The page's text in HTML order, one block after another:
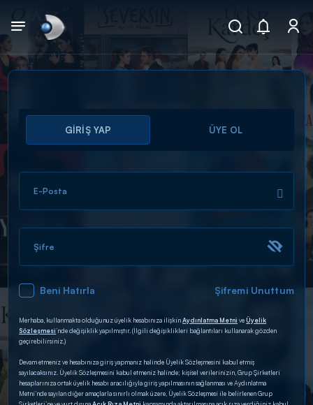
Arama
ARAMA SONUÇLARI
DİĞER SONUÇLAR
GİRİŞ YAP ÜYE OL
E-Posta
Şifre
Beni Hatırla Şifremi Unuttum
Merhaba, kullanmakta olduğunuz üyelik hesabınıza ilişkinAydınlatma Metni veÜyelik
Sözleşmesi’nde değişiklik yapılmıştır. (İlgili değişiklikleri bağlantıları kullanarak gözden
geçirebilirsiniz.)
Devam etmeniz ve hesabınıza giriş yapmanız halinde Üyelik Sözleşmesini kabul etmiş
sayılacaksınız. Üyelik Sözleşmesini kabul etmeniz halinde; kişisel verilerinizin, Grup Şirketleri
hesaplarınıza ortak üyelik hesabı aracılığıyla giriş yapılmasının sağlanması ve Aydınlatma
Metni’nde sayılan diğer amaçlarla sınırlı olmak üzere, Üyelik Sözleşmesi ile belirlenen Grup